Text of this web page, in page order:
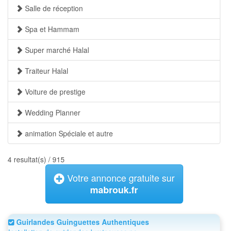
Salle de réception
Spa et Hammam
Super marché Halal
Traiteur Halal
Voiture de prestige
Wedding Planner
animation Spéciale et autre
4 resultat(s) / 915
Votre annonce gratuite sur
mabrouk.fr
Guirlandes Guinguettes Authentiques